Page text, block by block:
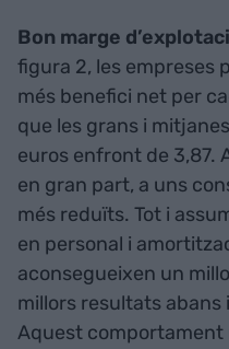
Bon marge
figura 2, les empreses
més benefici net per
que les grans i
euros enfront de 3,87.
en gran part, a uns
més reduïts. Tot i
en personal i
aconsegueixen un
millors resultats abans
Aquest